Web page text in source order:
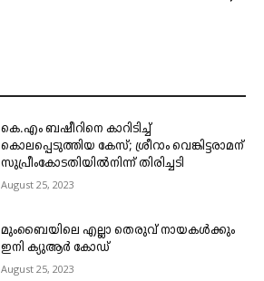
കെ.എം ബഷീറിനെ കാറിടിച്ച്
കൊലപ്പെടുത്തിയ കേസ്; ശ്രീറാം വെങ്കിട്ടരാമന്
സുപ്രീംകോടതിയിൽനിന്ന് തിരിച്ചടി
August 25, 2023
മുംബൈയിലെ എല്ലാ തെരുവ് നായകൾക്കും
ഇനി ക്യുആർ കോഡ്
August 25, 2023